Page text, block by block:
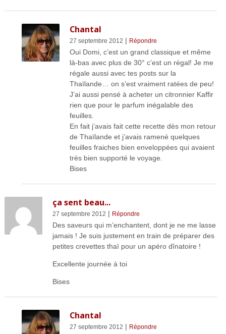
Chantal
27 septembre 2012 | Répondre
Oui Domi, c’est un grand classique et même
là-bas avec plus de 30° c’est un régal! Je me
régale aussi avec tes posts sur la
Thaïlande… on s’est vraiment ratées de peu!
J’ai aussi pensé à acheter un citronnier Kaffir
rien que pour le parfum inégalable des
feuilles.
En fait j’avais fait cette recette dès mon retour
de Thaïlande et j’avais ramené quelques
feuilles fraiches bien enveloppées qui avaient
très bien supporté le voyage.
Bises
ça sent beau...
27 septembre 2012 | Répondre
Des saveurs qui m’enchantent, dont je ne me lasse
jamais ! Je suis justement en train de préparer des
petites crevettes thaï pour un apéro dînatoire !
Excellente journée à toi
Bises
Chantal
27 septembre 2012 | Répondre